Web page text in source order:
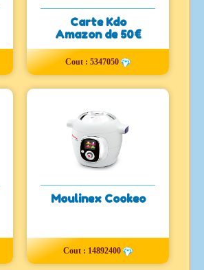
Carte Kdo
Amazon de 50€
Cout : 5347050
Moulinex Cookeo
Cout : 14892400